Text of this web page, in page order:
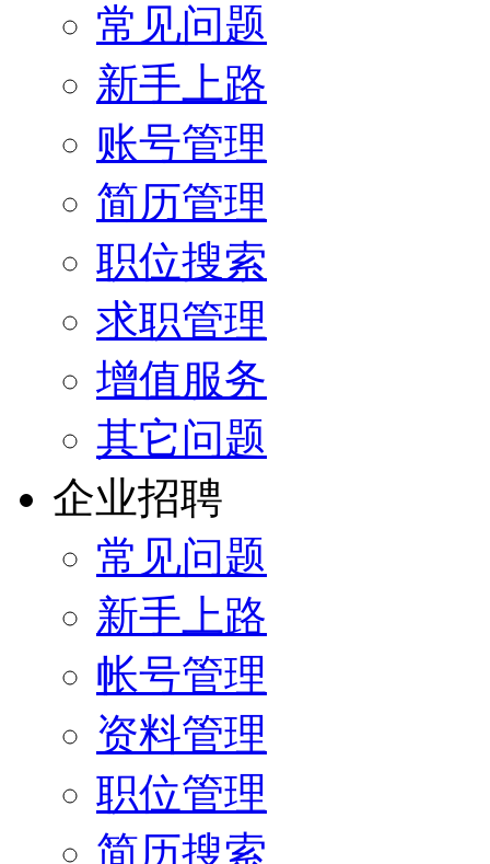
常见问题
新手上路
账号管理
简历管理
职位搜索
求职管理
增值服务
其它问题
企业招聘
常见问题
新手上路
帐号管理
资料管理
职位管理
简历搜索